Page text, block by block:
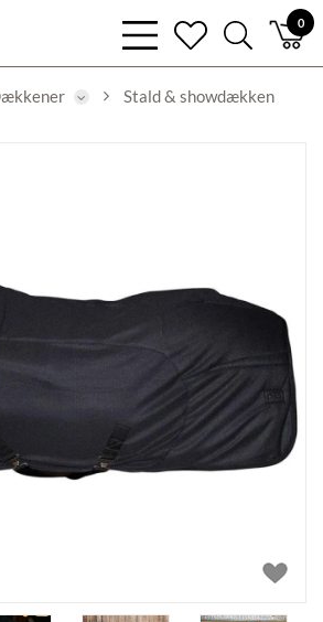
0
bars
light
heart
search
light
Stald & showdækken